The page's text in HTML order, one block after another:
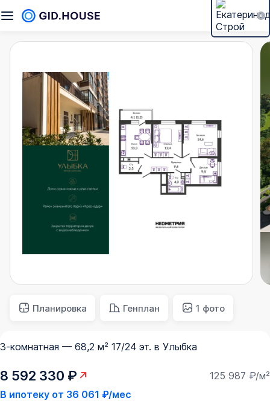
Планировка Генплан 1 фото
3-комнатная — 68,2 м² 17/24 эт. в Улыбка
8 592 330 ₽
125 987 ₽/м²
В ипотеку от 36 061 ₽/мес